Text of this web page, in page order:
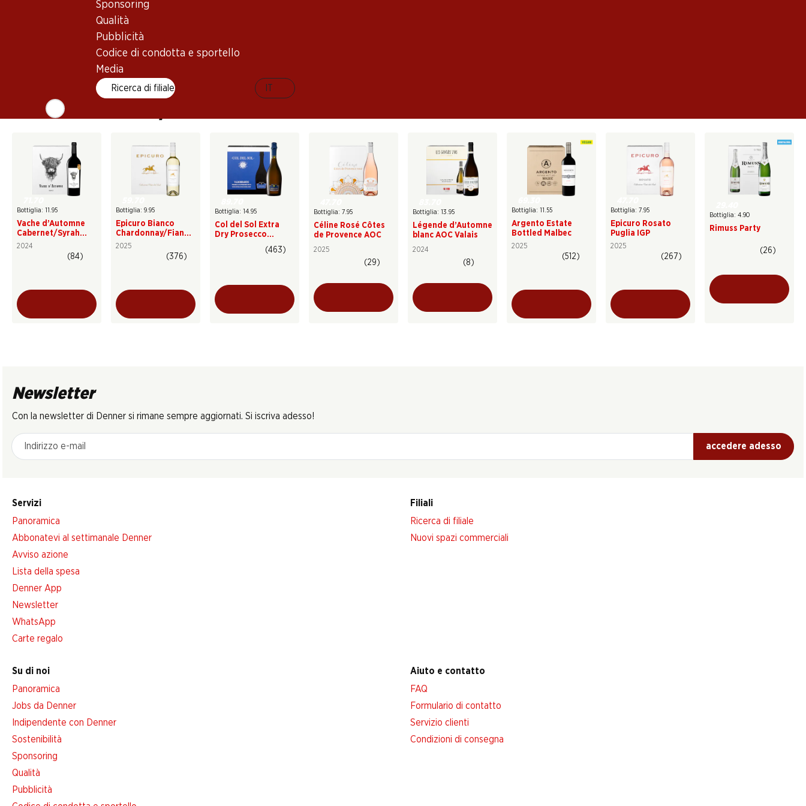
Sponsoring
Qualità
Pubblicità
Codice di condotta e sportello
Media
Ricerca di filiale
Cerchi un vino che si abbini con tutto? I nostri vini a tutto pasto non sono solo una delizia per il piacere quotidiano, ma anche un regalo apprezzato e di sicuro
successo. Grazie ai loro aromi versatili, si accompagnano bene a una varietà di piatti. E sono deliziosi anche gustati da soli. Scopri subito la nostra selezione.
Un must per ogni collezione: vini semplici, di alta qualità e sempre vincenti.
I nostri vini a tutto pasto
Bottiglia: 11.95
Vache d’Automne
Cabernet/Syrah
Pays d’Oc IGP
2024
(84)
Bottiglia: 9.95
Epicuro Bianco
Chardonnay/Fiano
Puglia IGP
2025
(376)
Bottiglia: 14.95
Col del Sol Extra
Dry Prosecco
Valdobbiadene(463)
Bottiglia: 7.95
Céline Rosé Côtes
de Provence AOC
2025
(29)
Bottiglia: 13.95
Légende d’Automne
blanc AOC Valais
2024
(8)
Bottiglia: 11.55
Argento Estate
Bottled Malbec
2025
(512)
Bottiglia: 7.95
Epicuro Rosato
Puglia IGP
2025
(267)
Bottiglia: 4.90
Rimuss Party
(26)
Newsletter
Con la newsletter di Denner si rimane sempre aggiornati. Si iscriva adesso!
Indirizzo e-mail
accedere adesso
Servizi
Panoramica
Abbonatevi al settimanale Denner
Avviso azione
Lista della spesa
Denner App
Newsletter
WhatsApp
Carte regalo
Filiali
Ricerca di filiale
Nuovi spazi commerciali
Su di noi
Panoramica
Jobs da Denner
Indipendente con Denner
Sostenibilità
Sponsoring
Qualità
Pubblicità
Aiuto e contatto
FAQ
Formulario di contatto
Servizio clienti
Condizioni di consegna